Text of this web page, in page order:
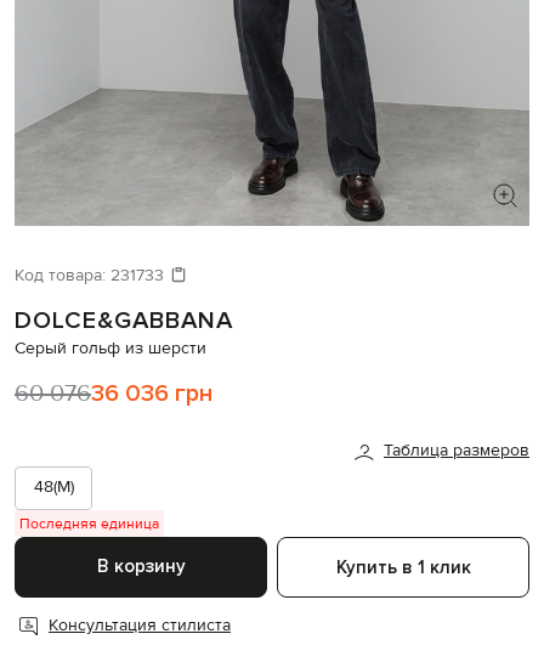
Давайте подберем что-то еще
Похожие товары
Код товара: 231733
DOLCE&GABBANA
Серый гольф из шерсти
60 07636 036 грн
Таблица размеров
48(M)
Последняя единица
В корзину Купить в 1 клик
Консультация стилиста